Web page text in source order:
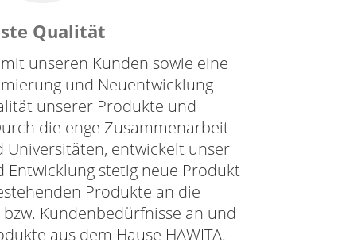
Qualität
unseren Kunden sowie eine
und Neuentwicklung
unserer Produkte und
die enge Zusammenarbeit
entwickelt unser
Entwicklung stetig neue Produkt
Produkte an die
Kundenbedürfnisse an und
aus dem Hause HAWITA.